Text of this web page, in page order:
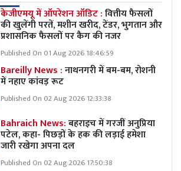
केजीएमयू में ऑपरेशन ऑडिट :वित्तीय फैसलों
की खुलेंगी परतें, मशीन खरीद, टेंडर, भुगतान और
प्रशासनिक फैसलों पर कैग की नजर
Published On 01 Aug 2026 18:46:59
Bareilly News :नाथनगरी में बम-बम, रोशनी
में नहाए कांवड़ रूट
Published On 02 Aug 2026 12:33:38
Bahraich News:बहराइच में गरजीं अनुप्रिया
पटेल, कहा- पिछड़ों के हक की लड़ाई हमेशा
जारी रखेगा अपना दल
Published On 02 Aug 2026 17:50:38